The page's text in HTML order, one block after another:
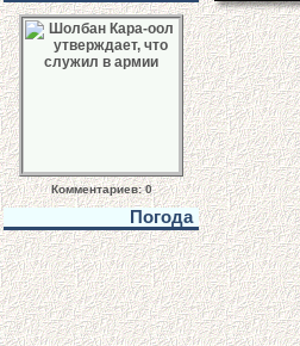
Комментариев: 0
Погода